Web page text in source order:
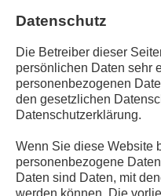
Datenschutz
Die Betreiber dieser
persönlichen Daten sehr
personenbezogenen
den gesetzlichen
Datenschutzerklärung.
Wenn Sie diese Website
personenbezogene
Daten sind Daten, mit
werden können. Die